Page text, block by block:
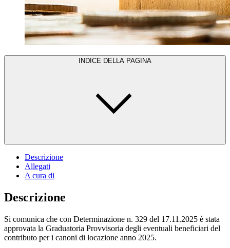
INDICE DELLA PAGINA
Descrizione
Allegati
A cura di
Descrizione
Si comunica che con Determinazione n. 329 del 17.11.2025 è stata
approvata la Graduatoria Provvisoria degli eventuali beneficiari del
contributo per i canoni di locazione anno 2025.